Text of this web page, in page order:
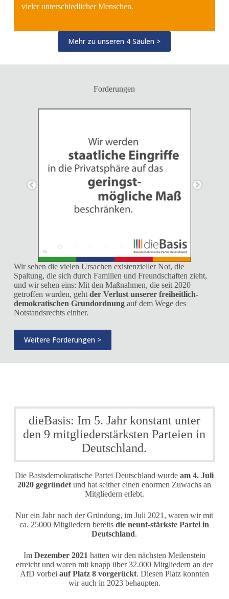
vieler unterschiedlicher Menschen.
Mehr zu unseren 4 Säulen >
Forderungen
Wir sehen die vielen Ursachen existenzieller Not, die
Spaltung, die sich durch Familien und Freundschaften zieht,
und wir sehen eins: Mit den Maßnahmen, die seit 2020
getroffen wurden, geht der Verlust unserer freiheitlich-
demokratischen Grundordnungauf dem Wege des
Notstandsrechts einher.
Weitere Forderungen >
dieBasis: Im 5. Jahr konstant unter
den 9 mitgliederstärksten Parteien in
Deutschland.
Die Basisdemokratische Partei Deutschland wurdeam 4. Juli
2020 gegründet und hat seither einen enormen Zuwachs an
Mitgliedern erlebt.
Nur ein Jahr nach der Gründung, im Juli 2021, waren wir mit
ca. 25000 Mitgliedern bereitsdie neunt-stärkste Partei in
Deutschland.
Im Dezember 2021 hatten wir den nächsten Meilenstein
erreicht und waren mit knapp über 32.000 Mitgliedern an der
AfD vorbei auf Platz 8 vorgerückt. Diesen Platz konnten
wir auch in 2023 behaupten.